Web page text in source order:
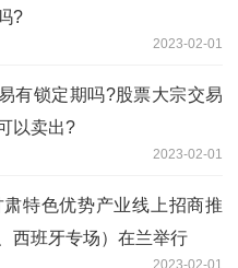
?
2023-02-01
有锁定期吗?股票大宗交易
以卖出?
2023-02-01
特色优势产业线上招商推
西班牙专场）在兰举行
2023-02-01